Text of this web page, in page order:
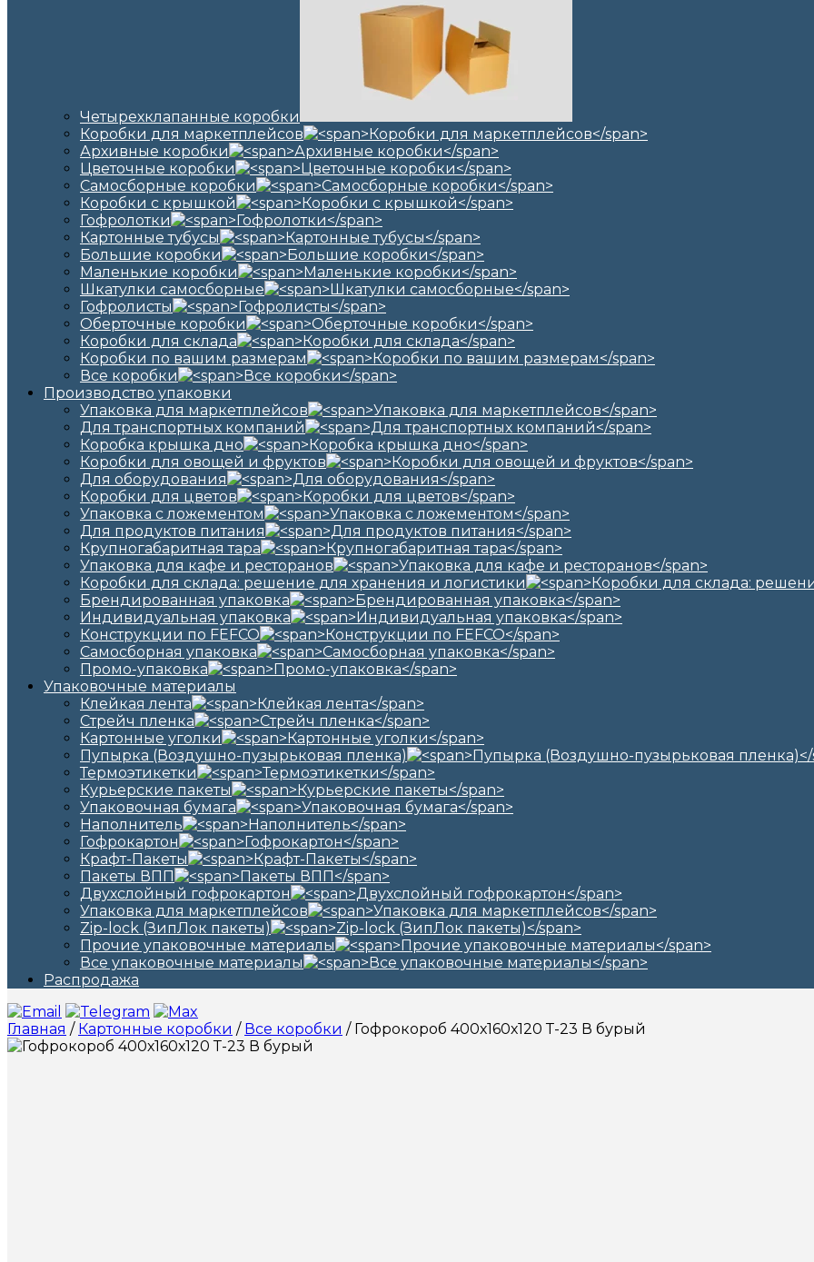
Четырехклапанные коробки
Коробки для маркетплейсов
Архивные коробки
Цветочные коробки
Самосборные коробки
Коробки с крышкой
Гофролотки
Картонные тубусы
Большие коробки
Маленькие коробки
Шкатулки самосборные
Гофролисты
Оберточные коробки
Коробки для склада
Коробки по вашим размерам
Все коробки
Производство упаковки
Упаковка для маркетплейсов
Для транспортных компаний
Коробка крышка дно
Коробки для овощей и фруктов
Для оборудования
Коробки для цветов
Упаковка с ложементом
Для продуктов питания
Крупногабаритная тара
Упаковка для кафе и ресторанов
Коробки для склада: решение для хранения и логистики
Брендированная упаковка
Индивидуальная упаковка
Конструкции по FEFCO
Самосборная упаковка
Промо-упаковка
Упаковочные материалы
Клейкая лента
Стрейч пленка
Картонные уголки
Пупырка (Воздушно-пузырьковая пленка)
Термоэтикетки
Курьерские пакеты
Упаковочная бумага
Наполнитель
Гофрокартон
Крафт-Пакеты
Пакеты ВПП
Двухслойный гофрокартон
Упаковка для маркетплейсов
Zip-lock (ЗипЛок пакеты)
Прочие упаковочные материалы
Все упаковочные материалы
Распродажа
Главная / Картонные коробки / Все коробки / Гофрокороб 400х160х120 Т-23 В бурый